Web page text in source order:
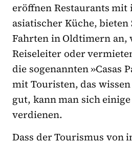
eröffnen Restaurants
asiatischer Küche, bieten
Fahrten in Oldtimern an,
Reiseleiter oder
die sogenannten »Casas
mit Touristen, das
gut, kann man sich
verdienen.
Dass der Tourismus von